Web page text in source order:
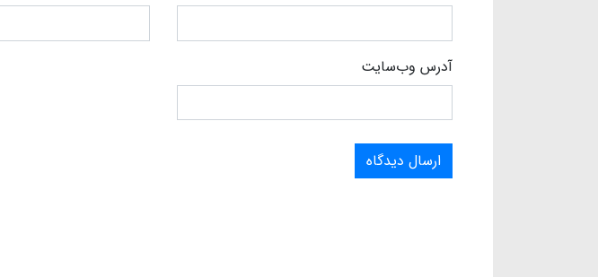
آدرس وب‌سایت
ارسال دیدگاه